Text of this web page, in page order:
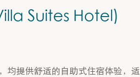
Suites Hotel)
均提供舒适的自助式住宿体验，适